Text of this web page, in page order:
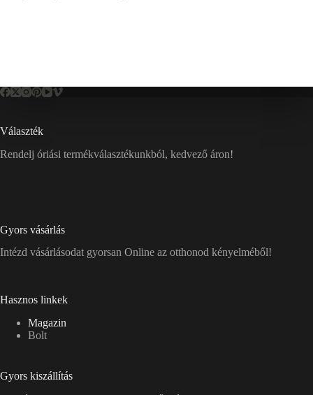
Választék
Rendelj óriási termékválasztékunkból, kedvező áron!
Gyors vásárlás
Intézd vásárlásodat gyorsan Online az otthonod kényelméből!
Hasznos linkek
Magazin
Bolt
Gyors kiszállítás